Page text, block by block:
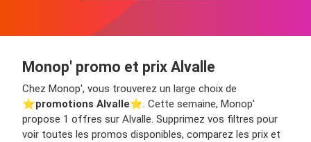
Monop' promo et prix Alvalle
Chez Monop', vous trouverez un large choix de
⭐️promotions Alvalle⭐️. Cette semaine, Monop'
propose 1 offres sur Alvalle. Supprimez vos filtres pour
voir toutes les promos disponibles, comparez les prix et